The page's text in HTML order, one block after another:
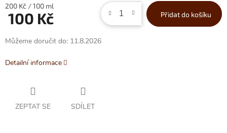
Měrná
cena:
200 Kč / 100 ml
100 Kč Přidat do košíku
Můžeme doručit do: 11.8.2026
Detailní informace
ZEPTAT SE SDÍLET